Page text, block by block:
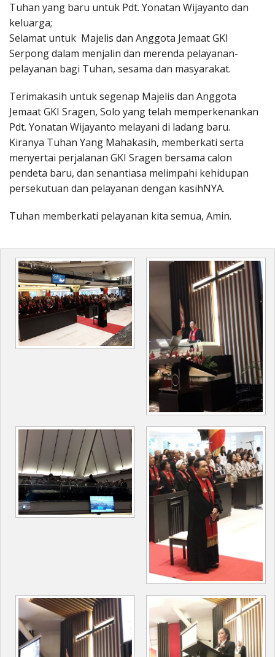
Tuhan yang baru untuk Pdt. Yonatan Wijayanto dan
keluarga;
Selamat untuk Majelis dan Anggota Jemaat GKI
Serpong dalam menjalin dan merenda pelayanan-
pelayanan bagi Tuhan, sesama dan masyarakat.
Terimakasih untuk segenap Majelis dan Anggota
Jemaat GKI Sragen, Solo yang telah memperkenankan
Pdt. Yonatan Wijayanto melayani di ladang baru.
Kiranya Tuhan Yang Mahakasih, memberkati serta
menyertai perjalanan GKI Sragen bersama calon
pendeta baru, dan senantiasa melimpahi kehidupan
persekutuan dan pelayanan dengan kasihNYA.
Tuhan memberkati pelayanan kita semua, Amin.